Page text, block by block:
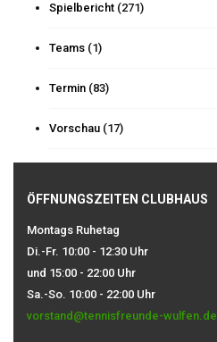
Spielbericht (271)
Teams (1)
Termin (83)
Vorschau (17)
ÖFFNUNGSZEITEN CLUBHAUS
Montags Ruhetag
Di.-Fr. 10:00 - 12:30 Uhr
und 15:00 - 22:00 Uhr
Sa.-So. 10:00 - 22:00 Uhr
vorstand@tennisfreunde-wulfen.de